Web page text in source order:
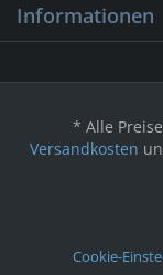
Informationen
* Alle
Versandkosten
Cookie-